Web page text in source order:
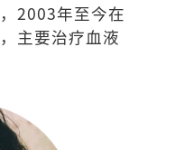
2003年至今在
主要治疗血液